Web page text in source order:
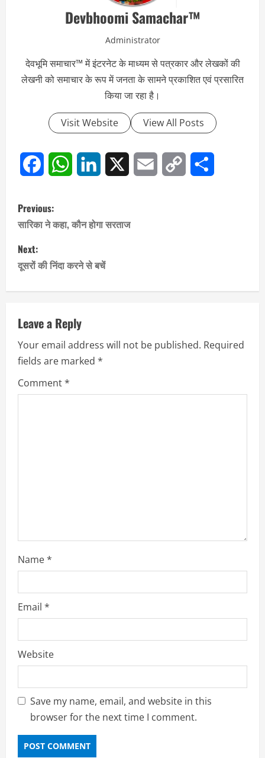
Devbhoomi Samachar™
Administrator
देवभूमि समाचार™ में इंटरनेट के माध्यम से पत्रकार और लेखकों की
लेखनी को समाचार के रूप में जनता के सामने प्रकाशित एवं प्रसारित
किया जा रहा है।
Visit Website View All Posts
P
o
s
t
a
v
i
g
Previous:
सारिका ने कहा, कौन होगा सरताज
Next:
दूसरों की निंदा करने से बचें
Leave a Reply
Your email address will not be published. Required
fields are marked *
Comment*
Name*
Email *
Website
Save my name, email, and website in this
browser for the next time I comment.